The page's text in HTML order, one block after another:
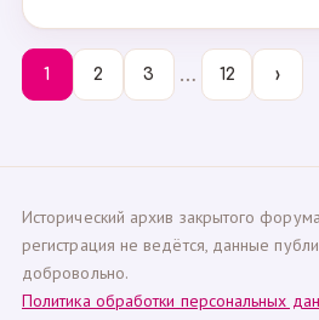
1 2 3 … 12 ›
Исторический архив закрытого
регистрация не ведётся, данные
добровольно.
Политика обработки персональных